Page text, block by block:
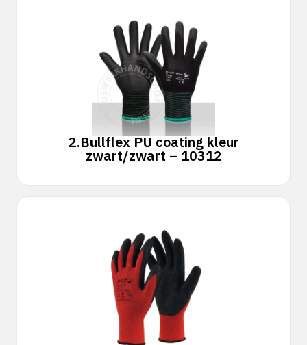
2.Bullflex PU coating kleur
zwart/zwart – 10312